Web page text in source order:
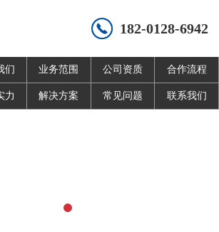
182-0128-6942
们 业务范围 公司资质 合作流程
力 解决方案 常见问题 联系我们